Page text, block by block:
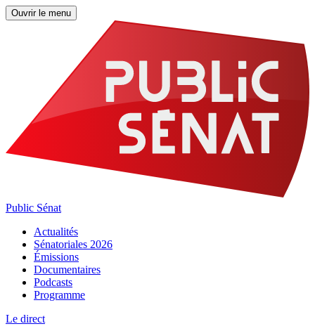
Ouvrir le menu
Public Sénat
Actualités
Sénatoriales 2026
Émissions
Documentaires
Podcasts
Programme
Le direct